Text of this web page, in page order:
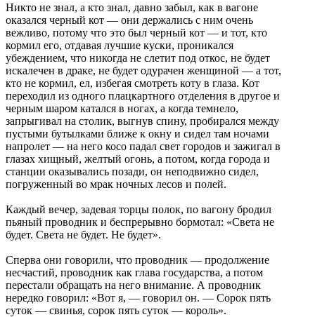
Никто не знал, а кто знал, давно забыл, как в вагоне
оказался черный кот — они держались с ним очень
вежливо, потому что это был черный кот — и тот, кто
кормил его, отдавая лучшие куски, проникался
убеждением, что никогда не слетит под откос, не будет
искалечен в драке, не будет одурачен женщиной — а тот,
кто не кормил, ел, избегая смотреть коту в глаза. Кот
переходил из одного плацкартного отделения в другое и
черным шаром катался в ногах, а когда темнело,
запрыгивал на столик, выгнув спину, пробирался между
пустыми бутылками ближе к окну и сидел там ночами
напролет — на него косо падал свет городов и зажигал в
глазах хищный, желтый огонь, а потом, когда города и
станции оказывались позади, он неподвижно сидел,
погруженный во мрак ночных лесов и полей.
Каждый вечер, задевая торцы полок, по вагону бродил
пьяный проводник и беспрерывно бормотал: «Света не
будет. Света не будет. Не будет».
Сперва они говорили, что проводник — продолжение
несчастий, проводник как глава государства, а потом
перестали обращать на него внимание. А проводник
нередко говорил: «Вот я, — говорил он. — Сорок пять
суток — свинья, сорок пять суток — король».